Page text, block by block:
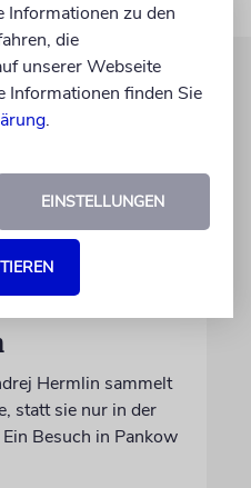
Hermlin sammelt
statt sie nur in der
Besuch in Pankow
Informationen zu den
die
unserer Webseite
Informationen finden Sie
.
EINSTELLUNGEN